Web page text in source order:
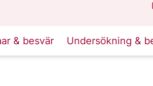
& besvär Undersökning &